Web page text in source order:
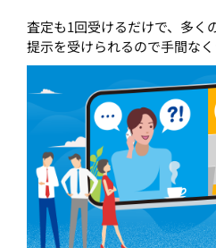
査定も1回受けるだけで、多く
提示を受けられるので手間なく